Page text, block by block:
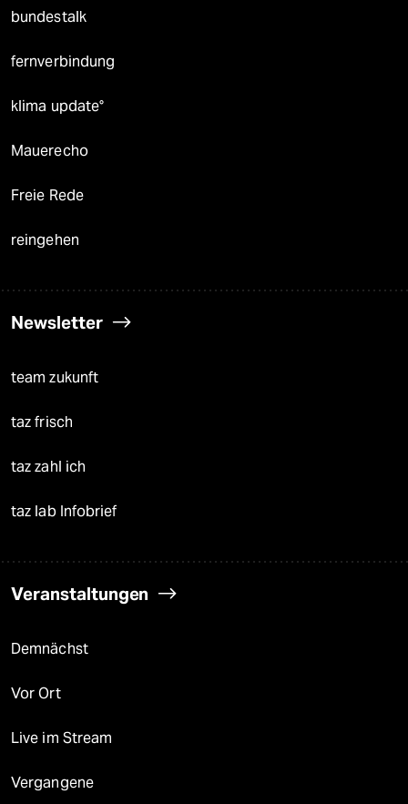
bundestalk
fernverbindung
klima update°
Mauerecho
Freie Rede
reingehen
Newsletter
team zukunft
taz frisch
taz zahl ich
taz lab Infobrief
Veranstaltungen
Demnächst
Vor Ort
Live im Stream
Vergangene